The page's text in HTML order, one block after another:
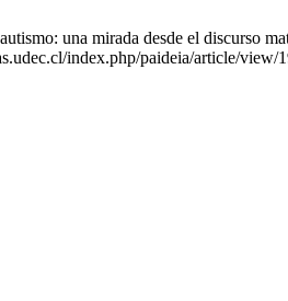
una mirada desde el discurso
index.php/paideia/article/view/